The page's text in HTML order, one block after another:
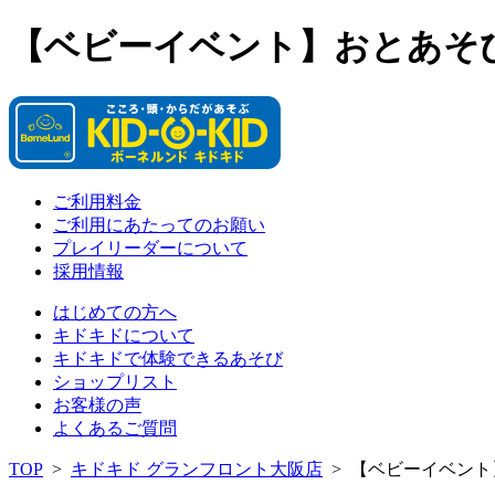
【ベビーイベント】おとあそ
ご利用料金
ご利用にあたってのお願い
プレイリーダーについて
採用情報
はじめての方へ
キドキドについて
キドキドで体験できるあそび
ショップリスト
お客様の声
よくあるご質問
TOP > キドキド グランフロント大阪店 > 【ベビーイベン